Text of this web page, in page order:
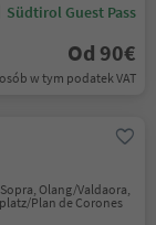
Südtirol Guest Pass
Od 90€
w tym podatek VAT
Olang/Valdaora,
Plan de Corones